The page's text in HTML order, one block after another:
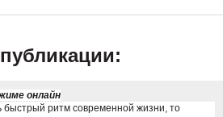
онлайн
быстрый ритм современной жизни, то